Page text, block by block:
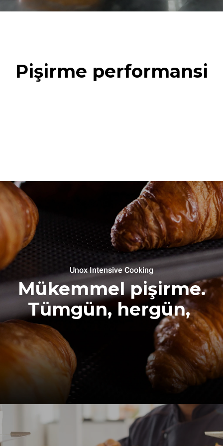
Pişirme performansi
Unox Intensive Cooking
Mükemmel pişirme.
Tümgün, hergün,